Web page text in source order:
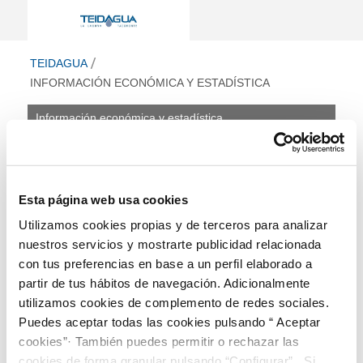
Esta página web usa cookies
Utilizamos cookies propias y de terceros para analizar
nuestros servicios y mostrarte publicidad relacionada
con tus preferencias en base a un perfil elaborado a
partir de tus hábitos de navegación. Adicionalmente
utilizamos cookies de complemento de redes sociales.
Puedes aceptar todas las cookies pulsando “ Aceptar
cookies”· También puedes permitir o rechazar las
Información económica y estadística
TEIDAGUA
INFORMACIÓN ECONÓMICA Y ESTADÍSTICA
Información económica y estadística
Información económica
Este apartado incluye información de presupuestos,
cuentas anuales e informes de auditorías así como
información estadística disponible sobre la calidad del
servicio.
Información actualizada a marzo de 2026.
Presupuesto anual
Retribuciones de altos cargos
Cuentas anuales e informes de auditoría
Arrendamientos